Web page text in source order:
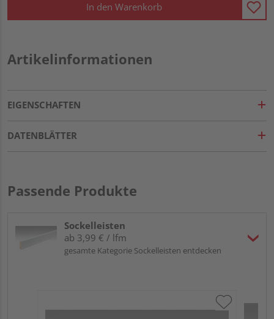
In den Warenkorb
Artikelinformationen
EIGENSCHAFTEN
DATENBLÄTTER
Passende Produkte
Sockelleisten
ab 3,99 € / lfm
gesamte Kategorie Sockelleisten entdecken